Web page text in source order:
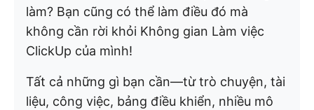
làm? Bạn cũng có thể làm điều đó mà
không cần rời khỏi Không gian Làm việc
ClickUp của mình!
Tất cả những gì bạn cần—từ trò chuyện, tài
liệu, công việc, bảng điều khiển, nhiều mô